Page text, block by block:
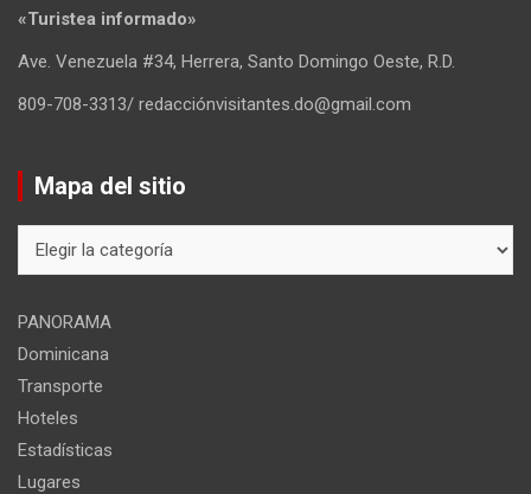
«Turistea informado»
Ave. Venezuela #34, Herrera, Santo Domingo Oeste, R.D.
809-708-3313/ redacciónvisitantes.do@gmail.com
Mapa del sitio
del
PANORAMA
Dominicana
Transporte
Hoteles
Estadísticas
Lugares